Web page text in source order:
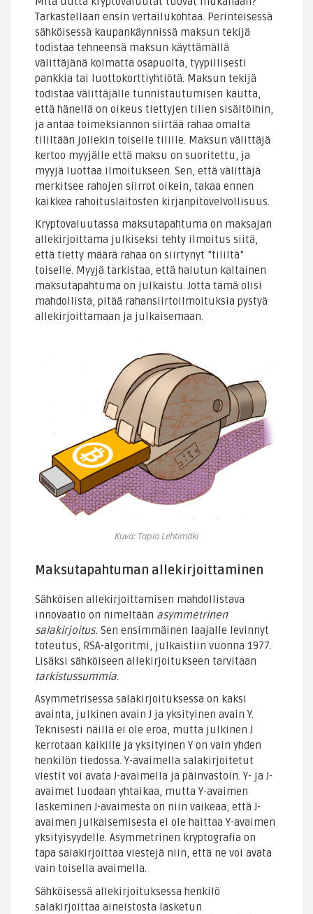
Tarkastellaan ensin vertailukohtaa. Perinteisessä
sähköisessä kaupankäynnissä maksun tekijä
todistaa tehneensä maksun käyttämällä
välittäjänä kolmatta osapuolta, tyypillisesti
pankkia tai luottokorttiyhtiötä. Maksun tekijä
todistaa välittäjälle tunnistautumisen kautta,
että hänellä on oikeus tiettyjen tilien sisältöihin,
ja antaa toimeksiannon siirtää rahaa omalta
tililtään jollekin toiselle tilille. Maksun välittäjä
kertoo myyjälle että maksu on suoritettu, ja
myyjä luottaa ilmoitukseen. Sen, että välittäjä
merkitsee rahojen siirrot oikein, takaa ennen
kaikkea rahoituslaitosten kirjanpitovelvollisuus.
Kryptovaluutassa maksutapahtuma on maksajan
allekirjoittama julkiseksi tehty ilmoitus siitä,
että tietty määrä rahaa on siirtynyt ”tililtä”
toiselle. Myyjä tarkistaa, että halutun kaltainen
maksutapahtuma on julkaistu. Jotta tämä olisi
mahdollista, pitää rahansiirtoilmoituksia pystyä
allekirjoittamaan ja julkaisemaan.
Kuva: Tapio Lehtimäki
Maksutapahtuman allekirjoittaminen
Sähköisen allekirjoittamisen mahdollistava
innovaatio on nimeltään asymmetrinen
salakirjoitus. Sen ensimmäinen laajalle levinnyt
toteutus, RSA-algoritmi, julkaistiin vuonna 1977.
Lisäksi sähköiseen allekirjoitukseen tarvitaan
tarkistussummia
Asymmetrisessa salakirjoituksessa on kaksi
avainta, julkinen avain J ja yksityinen avain Y.
Teknisesti näillä ei ole eroa, mutta julkinen J
kerrotaan kaikille ja yksityinen Y on vain yhden
henkilön tiedossa. Y-avaimella salakirjoitetut
viestit voi avata J-avaimella ja päinvastoin. Y- ja J-
avaimet luodaan yhtaikaa, mutta Y-avaimen
laskeminen J-avaimesta on niin vaikeaa, että J-
avaimen julkaisemisesta ei ole haittaa Y-avaimen
yksityisyydelle. Asymmetrinen kryptografia on
tapa salakirjoittaa viestejä niin, että ne voi avata
vain toisella avaimella.
Sähköisessä allekirjoituksessa henkilö
salakirjoittaa aineistosta lasketun